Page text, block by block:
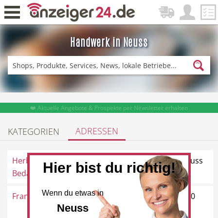
Handwerk in Neuss
Zurück
Fitness & Sport
DE-News News
Hotel
❤️ Aktuelle Angebote & Prospekte per Newsletter erhalten
KATEGORIEN ADRESSEN
Herbert Schmitz
Bedachungen und ...
Wolberostraße 2, 41462 Neuss
Franz Nowak GmbH St. Antoniusstraße 21, 41470
Neuss
Hier bist du richtig!
Wenn du etwas in
Neuss